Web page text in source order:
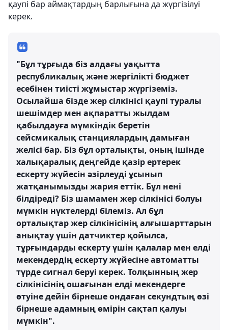
қаупі бар аймақтардың барлығына да жүргізілуі
керек.
"Бұл тұрғыда біз алдағы уақытта
республикалық және жергілікті бюджет
есебінен тиісті жұмыстар жүргіземіз.
Осылайша бізде жер сілкінісі қаупі туралы
шешімдер мен ақпаратты жылдам
қабылдауға мүмкіндік беретін
сейсмикалық станциялардың дамыған
желісі бар. Біз бұл орталықты, оның ішінде
халықаралық деңгейде қазір ертерек
ескерту жүйесін әзірлеуді ұсынып
жатқанымызды жария еттік. Бұл нені
білдіреді? Біз шамамен жер сілкінісі болуы
мүмкін нүктелерді білеміз. Ал бұл
орталықтар жер сілкінісінің алғышарттарын
анықтау үшін датчиктер қойылса,
тұрғындарды ескерту үшін қалалар мен елді
мекендердің ескерту жүйесіне автоматты
түрде сигнал беруі керек. Толқынның жер
сілкінісінің ошағынан елді мекендерге
өтуіне дейін бірнеше ондаған секундтың өзі
бірнеше адамның өмірін сақтап қалуы
мүмкін".